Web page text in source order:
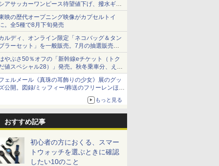
アサッカーワンピース待望値下げ、撥水ギア
ョーツは1990円に
映の歴代オープニング映像がカプセルトイ
。全5種で8月下旬発売
ルディ、オンライン限定「ネコバッグ＆タン
ラーセット」を一般販売。7月の抽選販売の
選無効分
やぶさ50％オフの「新幹線eチケット（トク
値スペシャル28）」発売。秋冬乗車分、えき
っと限定
ェルメール《真珠の耳飾りの少女》展のグッ
公開。図録/ミッフィー/葬送のフリーレンほ
もっと見る
おすすめ記事
初心者の方におくる、スマー
トウォッチを選ぶときに確認
したい10のこと